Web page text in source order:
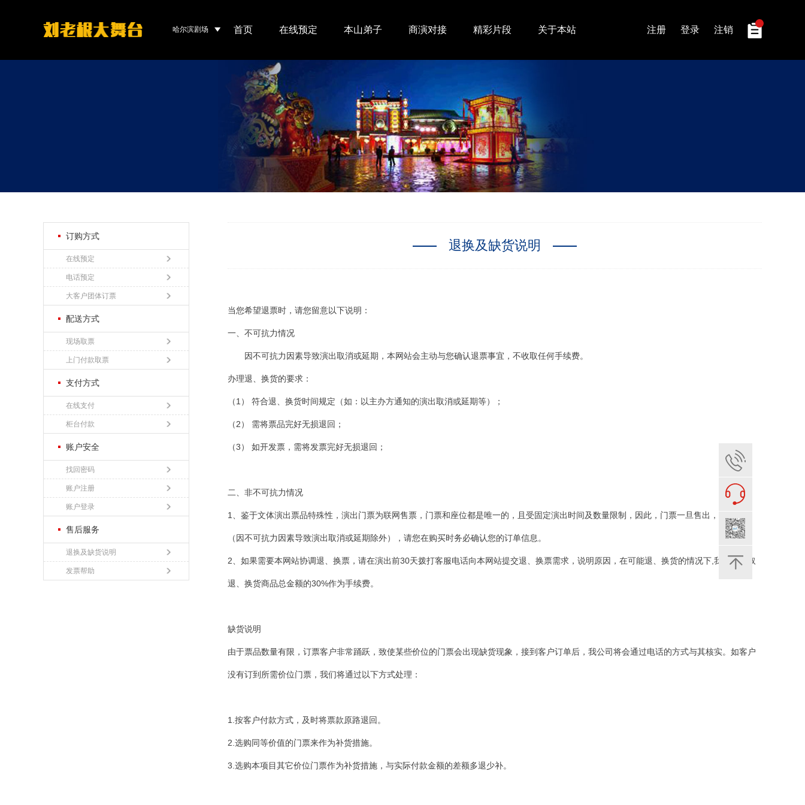
注册 登录 注销
哈尔滨剧场 首页 在线预定 本山弟子 商演对接 精彩片段 关于本站
退换及缺货说明
当您希望退票时，请您留意以下说明：
一、不可抗力情况
因不可抗力因素导致演出取消或延期，本网站会主动与您确认退票事宜，不收取任何手续费。
办理退、换货的要求：
（1） 符合退、换货时间规定（如：以主办方通知的演出取消或延期等）；
（2） 需将票品完好无损退回；
（3） 如开发票，需将发票完好无损退回；
二、非不可抗力情况
1、鉴于文体演出票品特殊性，演出门票为联网售票，门票和座位都是唯一的，且受固定演出时间及数量限制，因此，门票一旦售出，概不退换
（因不可抗力因素导致演出取消或延期除外），请您在购买时务必确认您的订单信息。
2、如果需要本网站协调退、换票，请在演出前30天拨打客服电话向本网站提交退、换票需求，说明原因，在可能退、换货的情况下,我们将收取
退、换货商品总金额的30%作为手续费。
缺货说明
由于票品数量有限，订票客户非常踊跃，致使某些价位的门票会出现缺货现象，接到客户订单后，我公司将会通过电话的方式与其核实。如客户
没有订到所需价位门票，我们将通过以下方式处理：
1.按客户付款方式，及时将票款原路退回。
2.选购同等价值的门票来作为补货措施。
3.选购本项目其它价位门票作为补货措施，与实际付款金额的差额多退少补。
订购方式
在线预定
电话预定
大客户团体订票
配送方式
现场取票
上门付款取票
支付方式
在线支付
柜台付款
账户安全
找回密码
账户注册
账户登录
售后服务
退换及缺货说明
发票帮助